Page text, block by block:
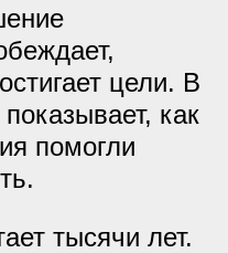
цели. В
как
помогли
тысячи лет.